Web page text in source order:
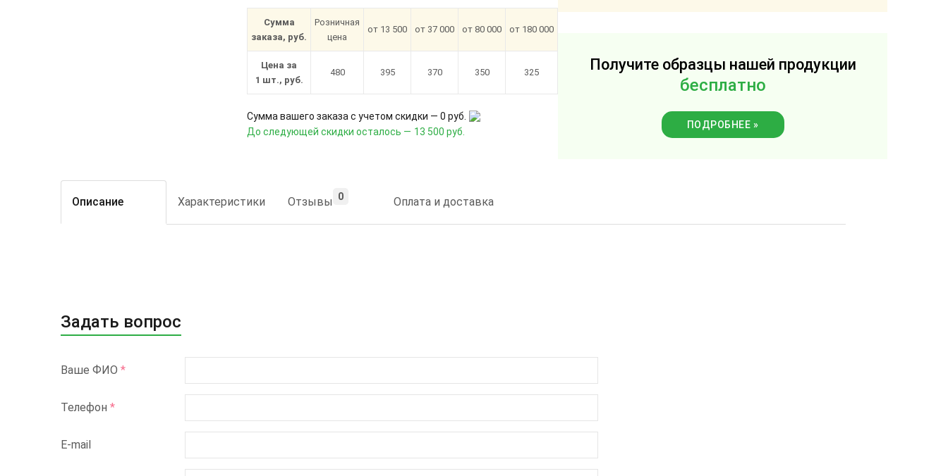
Сумма
заказа, руб.
Розничная
цена
от 13 500 от 37 000 от 80 000 от 180 000
Цена за
1 шт., руб.
480 395 370 350 325
Сумма вашего заказа с учетом скидки —0 руб.
До следующей скидки осталось — 13 500 руб.
Получите образцы нашей продукции
бесплатно
ПОДРОБНЕЕ »
Описание Характеристики Отзывы 0 Оплата и доставка
Задать вопрос
Ваше ФИО *
Телефон *
E-mail